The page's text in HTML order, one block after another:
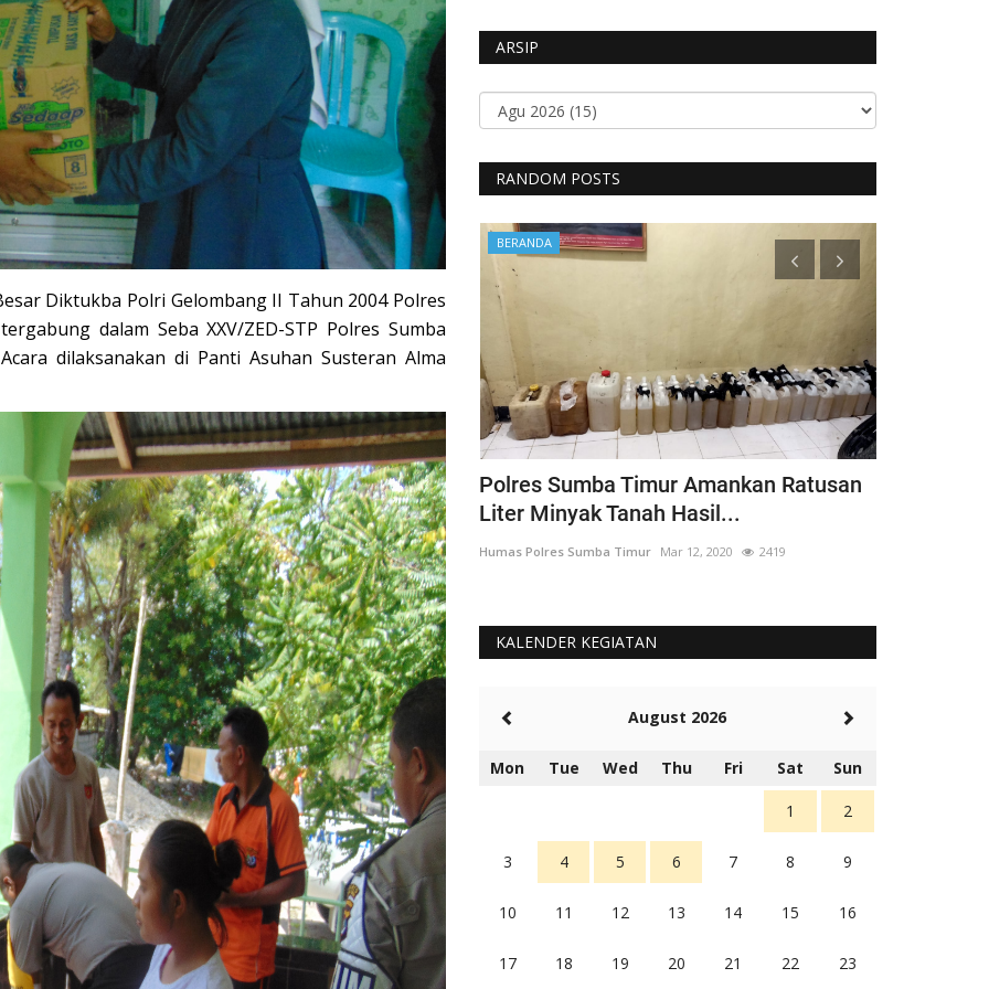
Diktukba Polri Gelombang II Tahun 2004 Polres
dalam Seba XXV/ZED-STP Polres Sumba
dilaksanakan di Panti Asuhan Susteran Alma
ARSIP
RANDOM POSTS
Polisi Kita
Jelang Hut Polwan Ke 68, Kapolres
Sumba Timur Beri Arahan...
Humas Polres Sumba Timur Agu 23, 2016 2028
BERANDA
Polres Sumba Timur Amankan Ratusan
Liter Minyak Tanah Hasil...
Humas Polres Sumba Timur Mar 12, 2020 2419
KALENDER KEGIATAN
August 2026
Mon Tue Wed Thu Fri Sat Sun
1 2
3 4 5 6 7 8 9
10 11 12 13 14 15 16
17 18 19 20 21 22 23